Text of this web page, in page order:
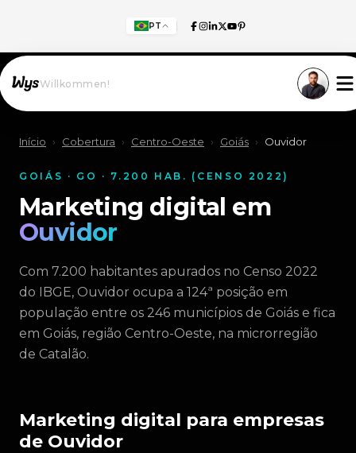
PT
Willkommen!
Início › Cobertura › Centro-Oeste › Goiás › Ouvidor
GOIÁS · GO · 7.200 HAB. (CENSO 2022)
Marketing digital em
Ouvidor
Com 7.200 habitantes apurados no Censo 2022
do IBGE, Ouvidor ocupa a 124ª posição em
população entre os 246 municípios de Goiás e fica
em Goiás, região Centro-Oeste, na microrregião
de Catalão.
Marketing digital para empresas
de Ouvidor